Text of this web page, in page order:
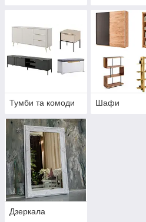
Тумби та комоди Шафи
Дзеркала